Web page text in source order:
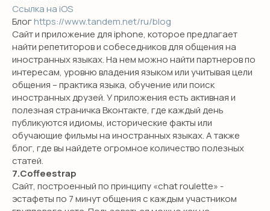
Ссылка на iOS
Блогhttps://www.tandem.net/ru/blog
Сайт и приложение для iphone, которое предлагает
найти репетиторов и собеседников для общения на
иностранных языках. На нем можно найти партнеров по
интересам, уровню владения языком или учитывая цели
общения – практика языка, обучение или поиск
иностранных друзей. У приложения есть активная и
полезная страничка Вконтакте, где каждый день
публикуются идиомы, исторические факты или
обучающие фильмы на иностранных языках. А также
блог, где вы найдете огромное количество полезных
статей.
7.Coffeestrap
Сайт, построенный по принципу «chat roulette» -
эстафеты по 7 минут общения с каждым участником